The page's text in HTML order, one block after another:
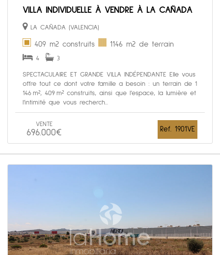
VILLA INDIVIDUELLE À VENDRE À LA CAÑADA
LA CAÑADA (VALENCIA)
409 m2 construits 1146 m2 de terrain
4 3
SPECTACULAIRE ET GRANDE VILLA INDÉPENDANTE Elle vous
offre tout ce dont votre famille a besoin : un terrain de 1
146 m², 409 m² construits, ainsi que l’espace, la lumière et
l’intimité que vous recherch...
VENTE
696.000€ Ref. 1901VE